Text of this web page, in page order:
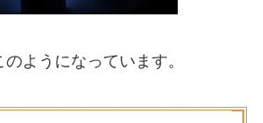
ようになっています。